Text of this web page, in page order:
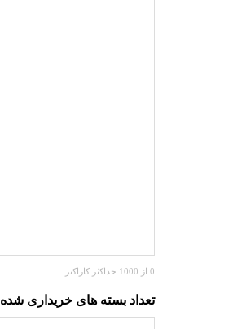
0 از 1000 حداکثر کاراکتر
تعداد بسته های خریداری شده